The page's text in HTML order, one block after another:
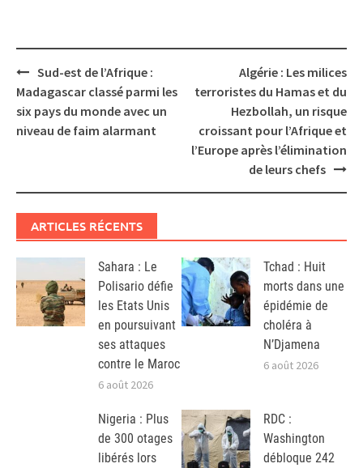
Post
navigation
Sud-est de l’Afrique :
Madagascar classé parmi les
six pays du monde avec un
niveau de faim alarmant
Algérie : Les milices
terroristes du Hamas et du
Hezbollah, un risque
croissant pour l’Afrique et
l’Europe après l’élimination
de leurs chefs
ARTICLES RÉCENTS
Sahara : Le
Polisario défie
les Etats Unis
en poursuivant
ses attaques
contre le Maroc
6 août 2026
Tchad : Huit
morts dans une
épidémie de
choléra à
N’Djamena
6 août 2026
Nigeria : Plus
de 300 otages
libérés lors
RDC :
Washington
débloque 242